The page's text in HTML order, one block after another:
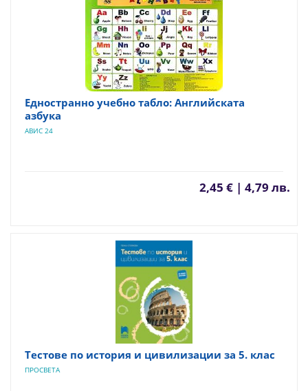
Едностранно учебно табло: Английската
азбука
АВИС 24
2,45 € | 4,79 лв.
Тестове по история и цивилизации за 5. клас
ПРОСВЕТА